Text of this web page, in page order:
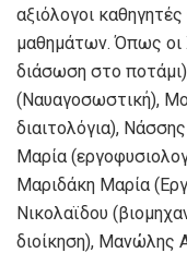
αξιόλογοι
μαθημάτων. Όπως οι
διάσωση στο
(Ναυαγοσωστική),
διαιτολόγια),
Μαρία
Μαριδάκη Μαρία
Νικολαϊδου
διοίκηση), Μανώλης